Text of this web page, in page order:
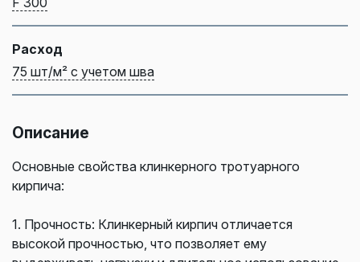
Расход
75 шт/м² с учетом шва
Описание
Основные свойства клинкерного тротуарного
кирпича:
1. Прочность: Клинкерный кирпич отличается
высокой прочностью, что позволяет ему